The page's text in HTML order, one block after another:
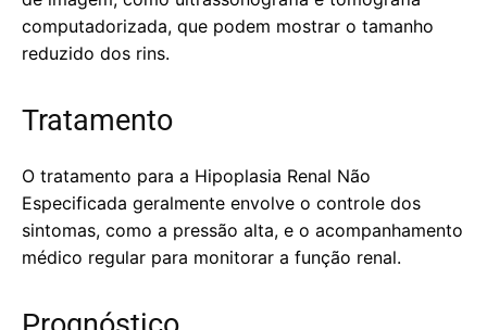
computadorizada, que podem mostrar o tamanho
reduzido dos rins.
Tratamento
O tratamento para a Hipoplasia Renal Não
Especificada geralmente envolve o controle dos
sintomas, como a pressão alta, e o acompanhamento
médico regular para monitorar a função renal.